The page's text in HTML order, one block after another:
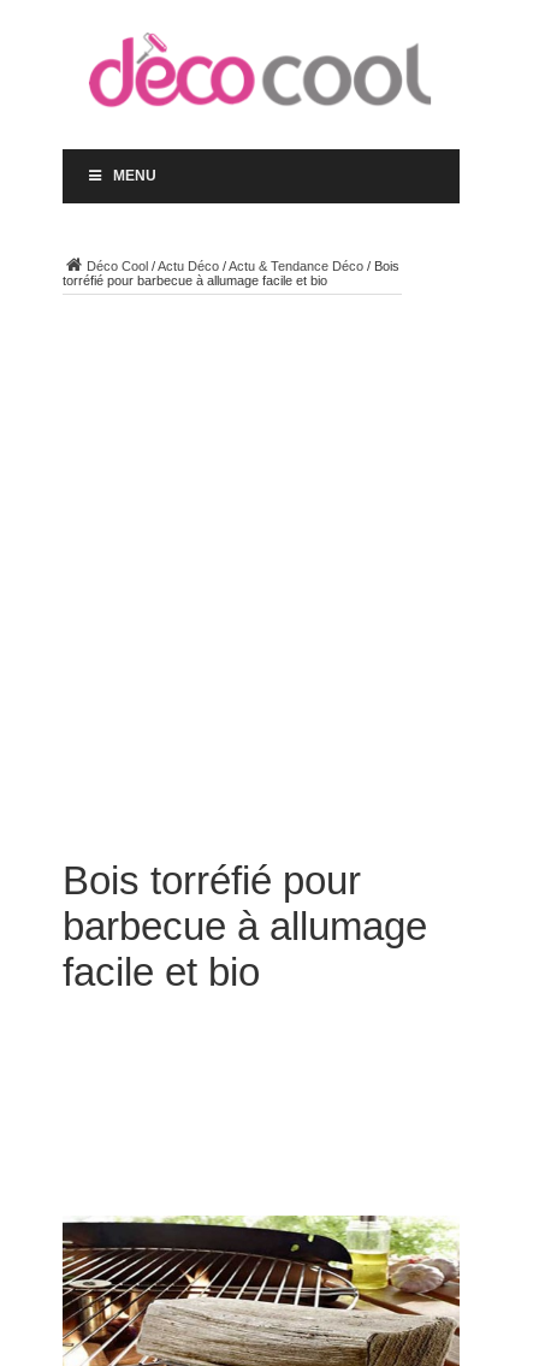
MENU
Déco Cool/Actu Déco/Actu & Tendance Déco/ Bois
torréfié pour barbecue à allumage facile et bio
Bois torréfié pour
barbecue à allumage
facile et bio